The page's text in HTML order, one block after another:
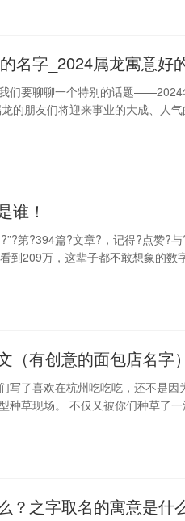
名字_2024属龙寓意好
们要聊聊一个特别的话题——2024
的朋友们将迎来事业的大成、人
谁！
第?394篇?文章?，记得?点赞?
到209万，这辈子都不敢想象的数
（有创意的面包店名字）
写了喜欢在杭州吃吃吃，还不是因
种草现场。 不仅又被你们种草了
？之字取名的寓意是什